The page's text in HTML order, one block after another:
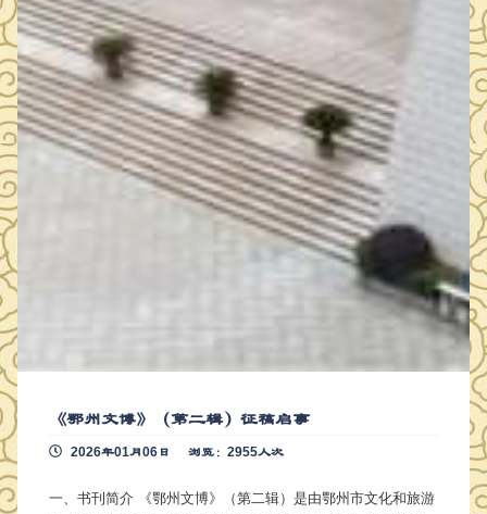
《鄂州文博》（第二辑）征稿启事
2026年01月06日 浏览：2955人次
一、书刊简介 《鄂州文博》（第二辑）是由鄂州市文化和旅游